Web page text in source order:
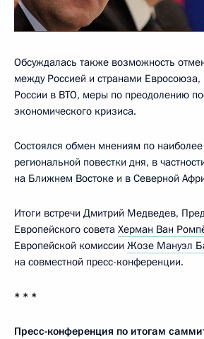
Обсуждалась также возможность
между Россией и странами Евросоюза,
России в ВТО, меры по преодолению
экономического кризиса.
Состоялся обмен мнениям по
региональной повестки дня, в
на Ближнем Востоке и в Северной
Итоги встречи Дмитрий Медведев,
Европейского совета Херман Ван
Европейской комиссии Жозе Мануэл
на совместной пресс-конференции.
* * *
Пресс-конференция по итогам